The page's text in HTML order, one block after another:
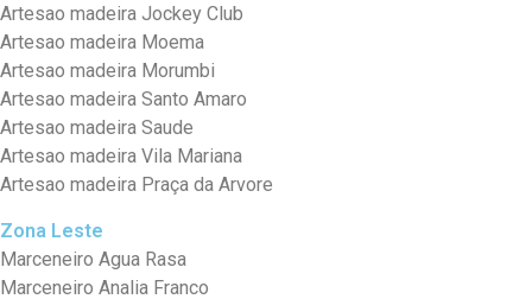
Artesao madeira Jockey Club
Artesao madeira Moema
Artesao madeira Morumbi
Artesao madeira Santo Amaro
Artesao madeira Saude
Artesao madeira Vila Mariana
Artesao madeira Praça da Arvore
Zona Leste
Marceneiro Agua Rasa
Marceneiro Analia Franco